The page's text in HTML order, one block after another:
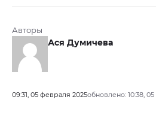
Авторы
Ася Думичева
09:31, 05 февраля 2025обновлено: 10:38,